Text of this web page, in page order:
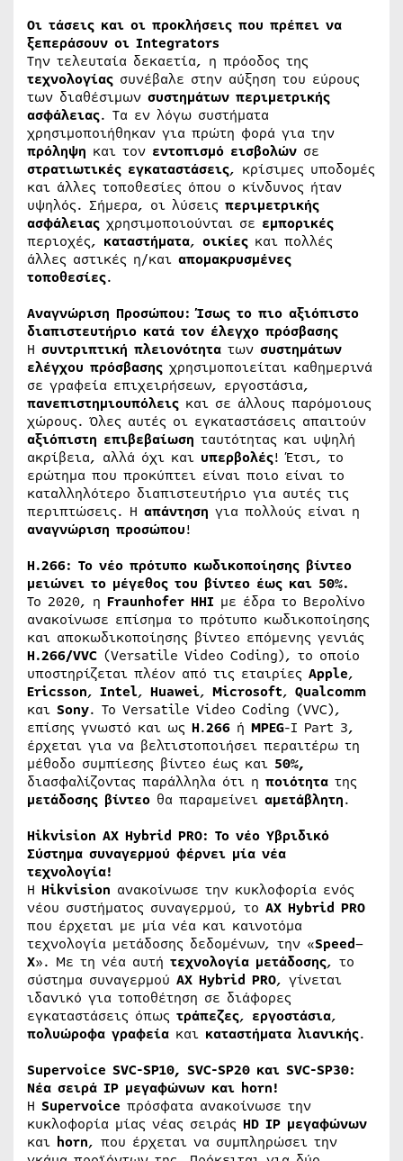
Οι τάσεις και οι προκλήσεις που πρέπει να
ξεπεράσουν οι Integrators
Την τελευταία δεκαετία, η πρόοδος της
τεχνολογίας συνέβαλε στην αύξηση του εύρους
των διαθέσιμων συστημάτων περιμετρικής
ασφάλειας. Τα εν λόγω συστήματα
χρησιμοποιήθηκαν για πρώτη φορά για την
πρόληψη και τον εντοπισμό εισβολών σε
στρατιωτικές εγκαταστάσεις, κρίσιμες υποδομές
και άλλες τοποθεσίες όπου ο κίνδυνος ήταν
υψηλός. Σήμερα, οι λύσεις περιμετρικής
ασφάλειας χρησιμοποιούνται σε εμπορικές
περιοχές, καταστήματα, οικίες και πολλές
άλλες αστικές η/και απομακρυσμένες
τοποθεσίες.
Αναγνώριση Προσώπου: Ίσως το πιο αξιόπιστο
διαπιστευτήριο κατά τον έλεγχο πρόσβασης
Η συντριπτική πλειονότητα των συστημάτων
ελέγχου πρόσβασης χρησιμοποιείται καθημερινά
σε γραφεία επιχειρήσεων, εργοστάσια,
πανεπιστημιουπόλεις και σε άλλους παρόμοιους
χώρους. Όλες αυτές οι εγκαταστάσεις απαιτούν
αξιόπιστη επιβεβαίωση ταυτότητας και υψηλή
ακρίβεια, αλλά όχι και υπερβολές! Έτσι, το
ερώτημα που προκύπτει είναι ποιο είναι το
καταλληλότερο διαπιστευτήριο για αυτές τις
περιπτώσεις. Η απάντηση για πολλούς είναι η
αναγνώριση προσώπου!
H.266: Το νέο πρότυπο κωδικοποίησης βίντεο
μειώνει το μέγεθος του βίντεο έως και 50%.
Το 2020, η Fraunhofer HHI με έδρα το Βερολίνο
ανακοίνωσε επίσημα το πρότυπο κωδικοποίησης
και αποκωδικοποίησης βίντεο επόμενης γενιάς
H.266/VVC (Versatile Video Coding), το οποίο
υποστηρίζεται πλέον από τις εταιρίες Apple,
Ericsson, Intel, Huawei, Microsoft, Qualcomm
και Sony. Το Versatile Video Coding (VVC),
επίσης γνωστό και ως H.266 ή MPEG-I Part 3,
έρχεται για να βελτιστοποιήσει περαιτέρω τη
μέθοδο συμπίεσης βίντεο έως και 50%,
διασφαλίζοντας παράλληλα ότι η ποιότητα της
μετάδοσης βίντεο θα παραμείνει αμετάβλητη.
Hikvision AX Hybrid PRO: Το νέο Υβριδικό
Σύστημα συναγερμού φέρνει μία νέα
τεχνολογία!
Η Hikvision ανακοίνωσε την κυκλοφορία ενός
νέου συστήματος συναγερμού, το AX Hybrid PRO
που έρχεται με μία νέα και καινοτόμα
τεχνολογία μετάδοσης δεδομένων, την «Speed–
X». Με τη νέα αυτή τεχνολογία μετάδοσης, το
σύστημα συναγερμού AX Hybrid PRO, γίνεται
ιδανικό για τοποθέτηση σε διάφορες
εγκαταστάσεις όπως τράπεζες, εργοστάσια,
πολυώροφα γραφεία και καταστήματα λιανικής.
Supervoice SVC-SP10, SVC-SP20 και SVC-SP30:
Nέα σειρά IP μεγαφώνων και horn!
Η Supervoice πρόσφατα ανακοίνωσε την
κυκλοφορία μίας νέας σειράς HD IP μεγαφώνων
και horn, που έρχεται να συμπληρώσει την